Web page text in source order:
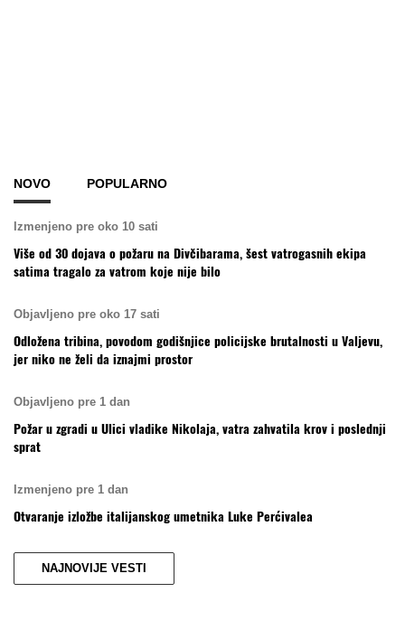
NOVO POPULARNO
Izmenjeno pre oko 10 sati
Više od 30 dojava o požaru na Divčibarama, šest vatrogasnih ekipa
satima tragalo za vatrom koje nije bilo
Objavljeno pre oko 17 sati
Odložena tribina, povodom godišnjice policijske brutalnosti u Valjevu,
jer niko ne želi da iznajmi prostor
Objavljeno pre 1 dan
Požar u zgradi u Ulici vladike Nikolaja, vatra zahvatila krov i poslednji
sprat
Izmenjeno pre 1 dan
Otvaranje izložbe italijanskog umetnika Luke Perćivalea
NAJNOVIJE VESTI